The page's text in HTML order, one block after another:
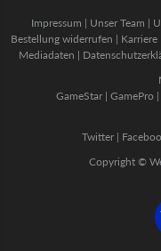
Impressum | Unser Team |
Bestellung widerrufen | Karriere
Mediadaten |
GameStar| GamePro |
Twitter |
Copyright ©